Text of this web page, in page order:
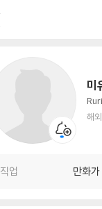
미
해
직업 만화가